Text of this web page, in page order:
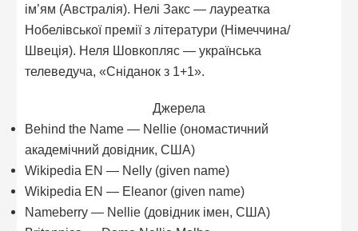
ім’ям (Австралія). Нелі Закс — лауреатка
Нобелівської премії з літератури (Німеччина/
Швеція). Неля Шовкопляс — українська
телеведуча, «Сніданок з 1+1».
Джерела
Behind the Name — Nellie (ономастичний
академічний довідник, США)
Wikipedia EN — Nelly (given name)
Wikipedia EN — Eleanor (given name)
Nameberry — Nellie (довідник імен, США)